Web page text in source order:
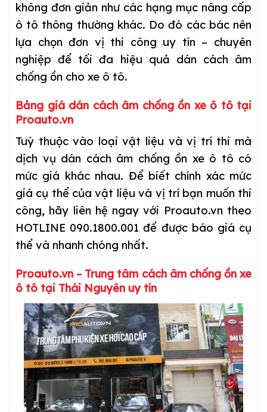
không đơn giản như các hạng mục nâng cấp
ô tô thông thường khác. Do đó các bác nên
lựa chọn đơn vị thi công uy tín – chuyên
nghiệp để tối đa hiệu quả dán cách âm
chống ồn cho xe ô tô.
Bảng giá dán cách âm chống ồn xe ô tô tại
Proauto.vn
Tuỳ thuộc vào loại vật liệu và vị trí thi mà
dịch vụ dán cách âm chống ồn xe ô tô có
mức giá khác nhau. Để biết chính xác mức
giá cụ thể của vật liệu và vị trí bạn muốn thi
công, hãy liên hệ ngay với Proauto.vn theo
HOTLINE 090.1800.001 để được báo giá cụ
thể và nhanh chóng nhất.
Proauto.vn – Trung tâm cách âm chống ồn xe
ô tô tại Thái Nguyên uy tín